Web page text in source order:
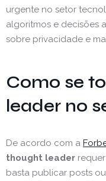
urgente no setor
algoritmos e decisões
sobre privacidade e
Como se
leader no
De acordo com a
thought leader
basta publicar posts